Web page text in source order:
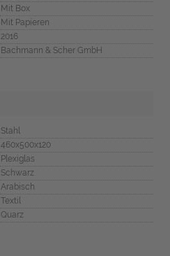
Mit Box
Mit Papieren
2016
Bachmann & Scher GmbH
Stahl
460x500x120
Plexiglas
Schwarz
Arabisch
Textil
Quarz